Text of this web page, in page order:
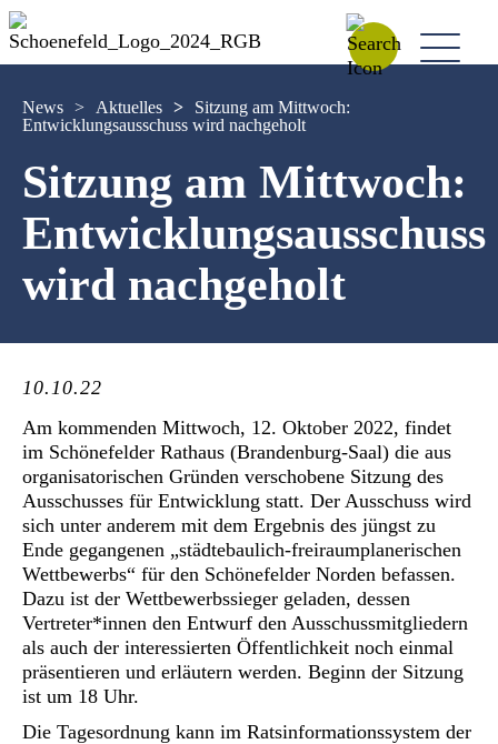
News > Aktuelles >
Sitzung am Mittwoch:
Entwicklungsausschuss wird nachgeholt
Sitzung am Mittwoch:
Entwicklungsausschuss
wird nachgeholt
10.10.22
Am kommenden Mittwoch, 12. Oktober 2022, findet
im Schönefelder Rathaus (Brandenburg-Saal) die aus
organisatorischen Gründen verschobene Sitzung des
Ausschusses für Entwicklung statt. Der Ausschuss wird
sich unter anderem mit dem Ergebnis des jüngst zu
Ende gegangenen „städtebaulich-freiraumplanerischen
Wettbewerbs“ für den Schönefelder Norden befassen.
Dazu ist der Wettbewerbssieger geladen, dessen
Vertreter*innen den Entwurf den Ausschussmitgliedern
als auch der interessierten Öffentlichkeit noch einmal
präsentieren und erläutern werden. Beginn der Sitzung
ist um 18 Uhr.
Die Tagesordnung kann im Ratsinformationssystem der